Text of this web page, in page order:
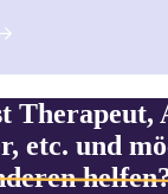
Therapeut,
etc. und